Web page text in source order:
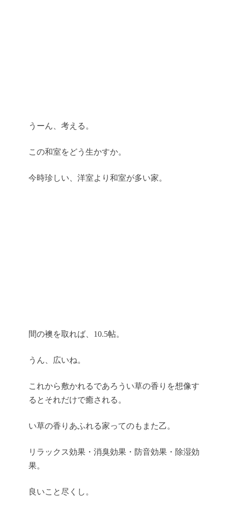
うーん、考える。
この和室をどう生かすか。
今時珍しい、洋室より和室が多い家。
間の襖を取れば、10.5帖。
うん、広いね。
これから敷かれるであろうい草の香りを想像す
るとそれだけで癒される。
い草の香りあふれる家ってのもまた乙。
リラックス効果・消臭効果・防音効果・除湿効
果。
良いこと尽くし。